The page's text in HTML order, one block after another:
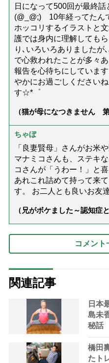
日になって500回が最終
(@_@;) 10年経ってたん
ホッコリするイラストと
護では身内に理解しても
り､いろいろありましたが
で心救われたことが多々
報告を心待ちにしていま
やかにお過ごしください
す☆*゜
（猫が母になつきません
ちゃぼ
「良妻賢母」さんがお米
マナミコさんも、ステキ
コさんが「うわー！」と
あれこれ詰めて持って来
す。 お二人とも良いお友
（兄がボケました～認知症
達』が届きました」）
コメント
関連記事
日本
島未
秘話
橋田
たト